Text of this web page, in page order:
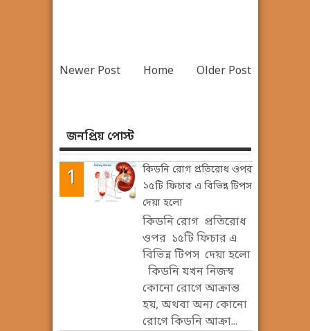
Newer Post Older Post
Home
জনপ্রিয় পোস্ট
কিডনি রোগ প্রতিরোধ ওপর
১৫টি ফিচার এ বিভিন্ন টিপস
দেয়া হলো
কিডনি রোগ প্রতিরোধ
ওপর ১৫টি ফিচার এ
বিভিন্ন টিপস দেয়া হলো
কিডনি যখন নিজস্ব
কোনো রোগে আক্রান্ত
হয়, অথবা অন্য কোনো
রোগে কিডনি আক্রা...